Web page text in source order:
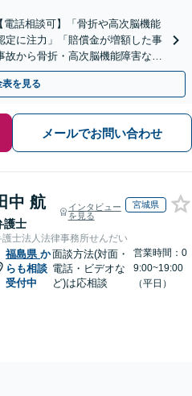
電話相談可】「骨折や高次脳機能
定に注力」「賠償金が増額した事
から骨折・高次脳機能障害など
らず対応いたします
表を見る
メールでお問い合わせ
中 航
護士
インタビュー
を見る
宮城県
護士法人法律事務所せんだい
福島県 か
らも相談
受付中
面談方法(対面・
電話・ビデオな
ど)は応相談
営業時間：0
9:00~19:00
（平日）